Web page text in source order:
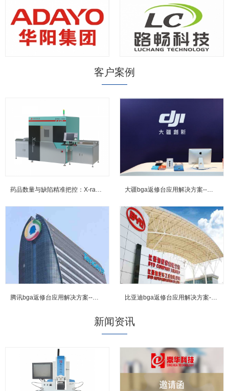
客户案例
腾讯bga返修台应用解决方案--鼎华BGA返修台,BGA焊台,X-R... 比亚迪bga返修台应用解决方案--鼎华BGA返修台,BGA焊台,X-...
新闻资讯